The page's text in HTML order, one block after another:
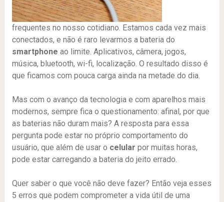
frequentes no nosso cotidiano. Estamos cada vez mais
conectados, e não é raro levarmos a bateria do
smartphone ao limite. Aplicativos, câmera, jogos,
música, bluetooth, wi-fi, localização. O resultado disso é
que ficamos com pouca carga ainda na metade do dia.
Mas com o avanço da tecnologia e com aparelhos mais
modernos, sempre fica o questionamento: afinal, por que
as baterias não duram mais? A resposta para essa
pergunta pode estar no próprio comportamento do
usuário, que além de usar o celular por muitas horas,
pode estar carregando a bateria do jeito errado.
Quer saber o que você não deve fazer? Então veja esses
5 erros que podem comprometer a vida útil de uma